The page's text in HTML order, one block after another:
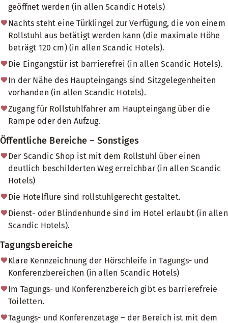
geöffnet werden (in allen Scandic Hotels)
Nachts steht eine Türklingel zur Verfügung, die von einem
Rollstuhl aus betätigt werden kann (die maximale Höhe
beträgt 120 cm) (in allen Scandic Hotels).
Die Eingangstür ist barrierefrei (in allen Scandic Hotels).
In der Nähe des Haupteingangs sind Sitzgelegenheiten
vorhanden (in allen Scandic Hotels).
Zugang für Rollstuhlfahrer am Haupteingang über die
Rampe oder den Aufzug.
Öffentliche Bereiche – Sonstiges
Der Scandic Shop ist mit dem Rollstuhl über einen
deutlich beschilderten Weg erreichbar (in allen Scandic
Hotels)
Die Hotelflure sind rollstuhlgerecht gestaltet.
Dienst- oder Blindenhunde sind im Hotel erlaubt (in allen
Scandic Hotels).
Tagungsbereiche
Klare Kennzeichnung der Hörschleife in Tagungs- und
Konferenzbereichen (in allen Scandic Hotels)
Im Tagungs- und Konferenzbereich gibt es barrierefreie
Toiletten.
Tagungs- und Konferenzetage – der Bereich ist mit dem